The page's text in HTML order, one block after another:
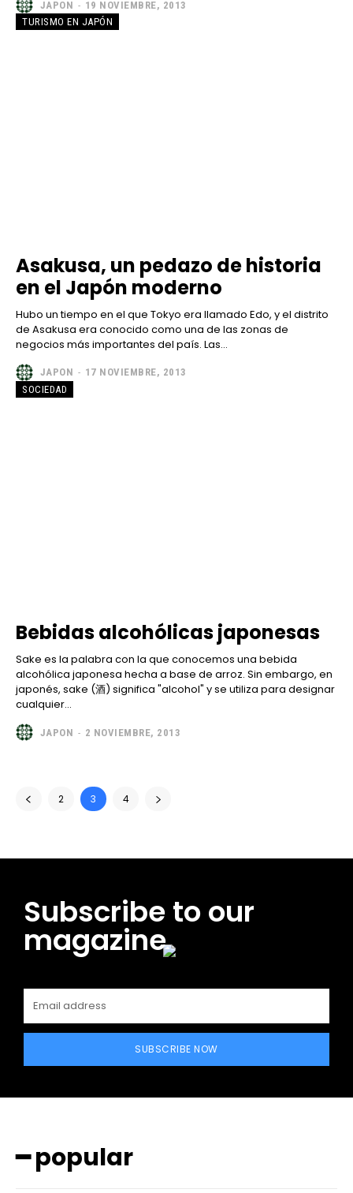
JAPON - 19 NOVIEMBRE, 2013
TURISMO EN JAPÓN
Asakusa, un pedazo de historia
en el Japón moderno
Hubo un tiempo en el que Tokyo era llamado Edo, y el distrito
de Asakusa era conocido como una de las zonas de
negocios más importantes del país. Las...
JAPON - 17 NOVIEMBRE, 2013
SOCIEDAD
Bebidas alcohólicas japonesas
Sake es la palabra con la que conocemos una bebida
alcohólica japonesa hecha a base de arroz. Sin embargo, en
japonés, sake (酒) significa "alcohol" y se utiliza para designar
cualquier...
JAPON - 2 NOVIEMBRE, 2013
2 3 4
Subscribe to our
magazine
SUBSCRIBE NOW
━ popular